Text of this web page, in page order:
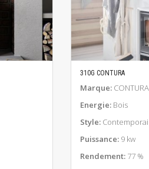
EN
310G CONTURA
Marque: CONTURA
Energie: Bois
Style:
Puissance: 9 kw
Rendement: 77 %